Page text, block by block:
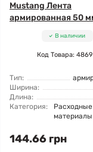
Mustang Лента
армированная 50
В наличии
Код Товара:
Тип:
Ширина:
Длина:
Категория:
Расходные
материалы
144.66 грн